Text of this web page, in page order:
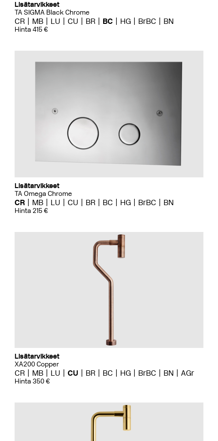
Lisätarvikkeet
TA SIGMA Black Chrome
CR MB LU CU BR BC HG BrBC BN
Hinta 415 €
Lisätarvikkeet
TA Omega Chrome
CR MB LU CU BR BC HG BrBC BN
Hinta 215 €
Lisätarvikkeet
XA200 Copper
CR MB LU CU BR BC HG BrBC BN AGr
Hinta 350 €